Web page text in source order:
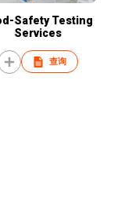
Safety Testing
Services
查询